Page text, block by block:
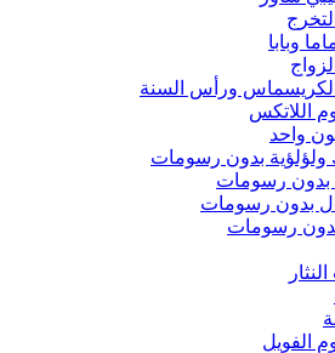
وبابا
ورأس السنة
اللاتكس
واحد
ولؤلؤية بدون رسومات
بدون رسومات
بدون رسومات
رسومات
الفويل